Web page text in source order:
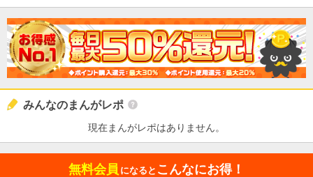
みんなのまんがレポ
現在まんがレポはありません。
無料会員 になると こんなにお得！